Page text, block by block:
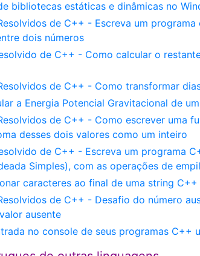
bibliotecas estáticas e dinâmicas no
de C++ - Escreva um
dois números
de C++ - Como calcular o
de C++ - Como transformar
a Energia Potencial Gravitacional de
de C++ - Como escrever uma
desses dois valores como um inteiro
de C++ - Escreva um programa
Simples), com as operações de
caracteres ao final de uma string
de C++ - Desafio do número
ausente
no console de seus programas C++